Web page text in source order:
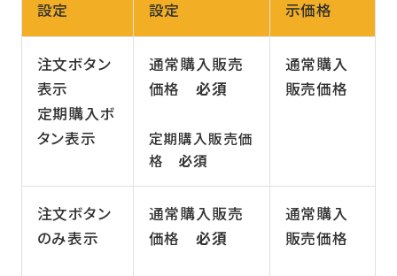
設定
設定
示価格
注文ボタン
表示
定期購入ボ
タン表示
通常購入販売
価格必須
定期購入販売価
格 必須
通常購入
販売価格
注文ボタン
のみ表示
通常購入販売
価格必須
通常購入
販売価格